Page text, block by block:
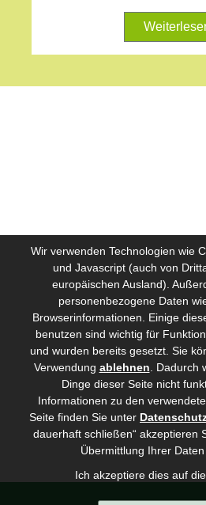
Wir verwenden Technologien wie
und Javascript (auch von
europäischen Ausland).
personenbezogene Daten
Browserinformationen. Einige
benutzen sind wichtig für
und wurden bereits gesetzt. Sie
Verwendung ablehnen
Dadurch
Dinge dieser Seite nicht
Informationen zu den
Seite finden Sie unter
dauerhaft schließen“ akzeptieren
Übermittlung Ihrer
Ich akzeptiere dies auf